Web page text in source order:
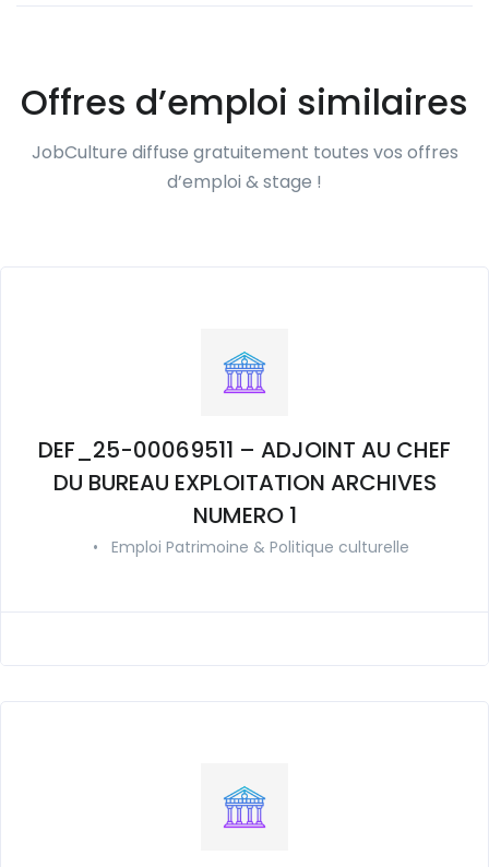
Offres d’emploi similaires
JobCulture diffuse gratuitement toutes vos offres
d’emploi & stage !
DEF_25-00069511 – ADJOINT AU CHEF
DU BUREAU EXPLOITATION ARCHIVES
NUMERO 1
• Emploi Patrimoine & Politique culturelle